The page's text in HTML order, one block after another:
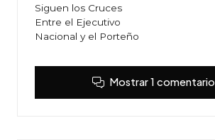
Siguen los Cruces
Entre el Ejecutivo
Nacional y el Porteño
Mostrar 1 comentario